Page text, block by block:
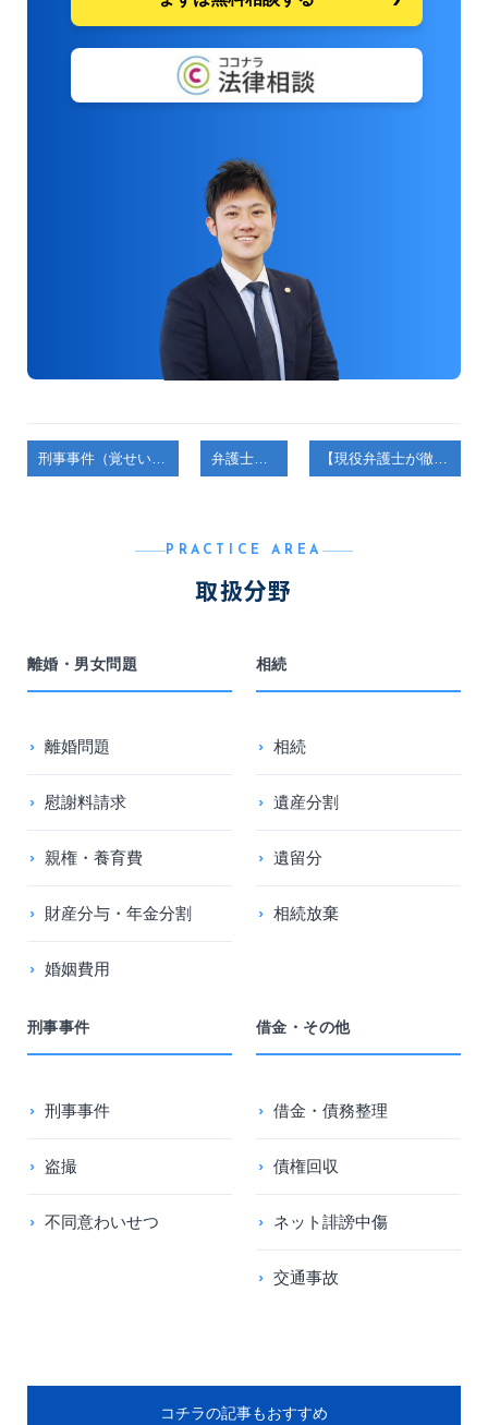
PRACTICE AREA
取扱分野
離婚・男女問題
離婚問題
慰謝料請求
親権・養育費
財産分与・年金分割
婚姻費用
相続
相続
遺産分割
遺留分
相続放棄
刑事事件
刑事事件
盗撮
不同意わいせつ
借金・その他
借金・債務整理
債権回収
ネット誹謗中傷
交通事故
コチラの記事もおすすめ